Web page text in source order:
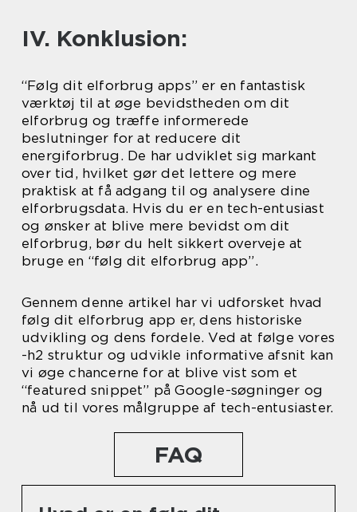
IV. Konklusion:
“Følg dit elforbrug apps” er en fantastisk
værktøj til at øge bevidstheden om dit
elforbrug og træffe informerede
beslutninger for at reducere dit
energiforbrug. De har udviklet sig markant
over tid, hvilket gør det lettere og mere
praktisk at få adgang til og analysere dine
elforbrugsdata. Hvis du er en tech-entusiast
og ønsker at blive mere bevidst om dit
elforbrug, bør du helt sikkert overveje at
bruge en “følg dit elforbrug app”.
Gennem denne artikel har vi udforsket hvad
følg dit elforbrug app er, dens historiske
udvikling og dens fordele. Ved at følge vores
-h2 struktur og udvikle informative afsnit kan
vi øge chancerne for at blive vist som et
“featured snippet” på Google-søgninger og
nå ud til vores målgruppe af tech-entusiaster.
FAQ